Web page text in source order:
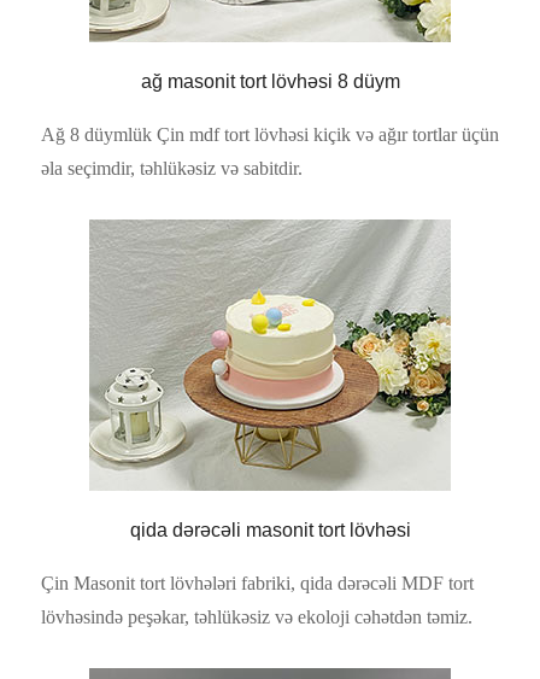
ağ masonit tort lövhəsi 8 düym
Ağ 8 düymlük Çin mdf tort lövhəsi kiçik və ağır tortlar üçün
əla seçimdir, təhlükəsiz və sabitdir.
qida dərəcəli masonit tort lövhəsi
Çin Masonit tort lövhələri fabriki, qida dərəcəli MDF tort
lövhəsində peşəkar, təhlükəsiz və ekoloji cəhətdən təmiz.